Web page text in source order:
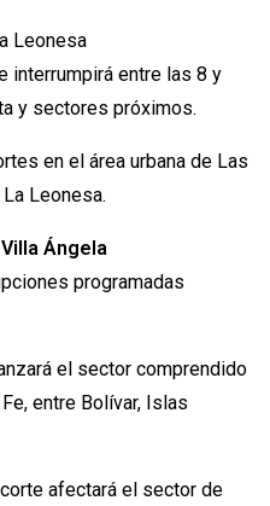
Leonesa
interrumpirá entre las 8 y
y sectores próximos.
en el área urbana de Las
Leonesa.
Ángela
programadas
el sector comprendido
entre Bolívar, Islas
afectará el sector de